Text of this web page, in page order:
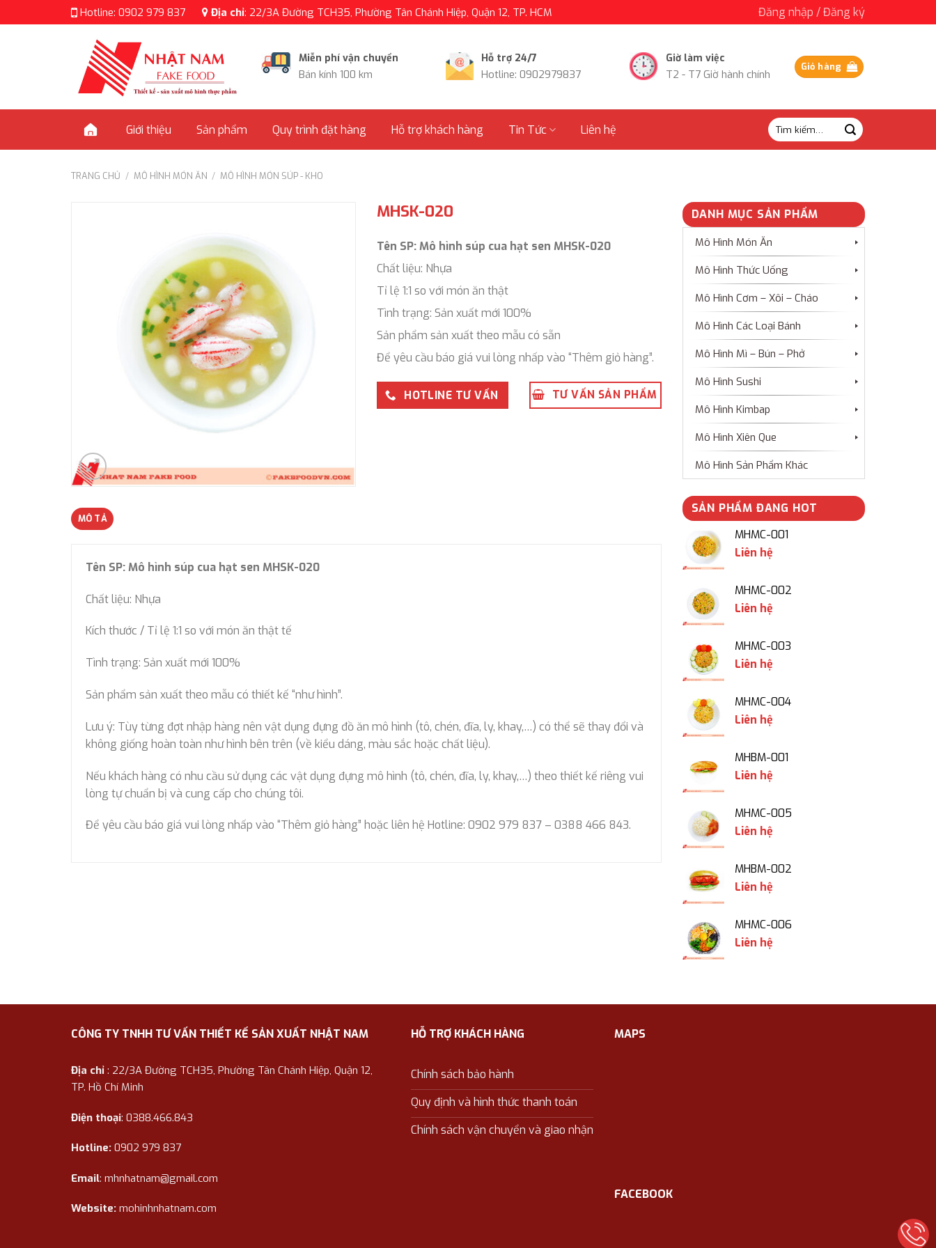
to
Hotline: 0902 979 837 Địa chỉ: 22/3A Đường TCH35, Phường Tân Chánh Hiệp, Quận 12, TP. HCM Đăng nhập / Đăng ký
Miễn phí vận chuyển
Bán kính 100 km
Hỗ trợ 24/7
Hotline: 0902979837
Giờ làm việc
T2 - T7 Giờ hành chính
Giỏ hàng
Giới thiệu Sản phẩm Quy trình đặt hàng Hỗ trợ khách hàng Tin Tức Liên hệ
Tìm
kiếm:
TRANG CHỦ / MÔ HÌNH MÓN ĂN / MÔ HÌNH MÓN SÚP - KHO
MHSK-020
Tên SP: Mô hình súp cua hạt sen MHSK-020
Chất liệu: Nhựa
Tỉ lệ 1:1 so với món ăn thật
Tình trạng: Sản xuất mới 100%
Sản phẩm sản xuất theo mẫu có sẵn
Để yêu cầu báo giá vui lòng nhấp vào “Thêm giỏ hàng”.
HOTLINE TƯ VẤN TƯ VẤN SẢN PHẨM
MÔ TẢ
Tên SP: Mô hình súp cua hạt sen MHSK-020
Chất liệu: Nhựa
Kích thước / Tỉ lệ 1:1 so với món ăn thật tế
Tình trạng: Sản xuất mới 100%
Sản phẩm sản xuất theo mẫu có thiết kế “như hình”.
Lưu ý: Tùy từng đợt nhập hàng nên vật dụng đựng đồ ăn mô hình (tô, chén, đĩa, ly, khay,…) có thể sẽ thay đổi và
không giống hoàn toàn như hình bên trên (về kiểu dáng, màu sắc hoặc chất liệu).
Nếu khách hàng có nhu cầu sử dụng các vật dụng đựng mô hình (tô, chén, đĩa, ly, khay,…) theo thiết kế riêng vui
lòng tự chuẩn bị và cung cấp cho chúng tôi.
Để yêu cầu báo giá vui lòng nhấp vào “Thêm giỏ hàng” hoặc liên hệ Hotline: 0902 979 837 – 0388 466 843.
DANH MỤC SẢN PHẨM
Mô Hình Món Ăn
Mô Hình Thức Uống
Mô Hình Cơm – Xôi – Cháo
Mô Hình Các Loại Bánh
Mô Hình Mì – Bún – Phở
Mô Hình Sushi
Mô Hình Kimbap
Mô Hình Xiên Que
Mô Hình Sản Phẩm Khác
SẢN PHẨM ĐANG HOT
MHMC-001
Liên hệ
MHMC-002
Liên hệ
MHMC-003
Liên hệ
MHMC-004
Liên hệ
MHBM-001
Liên hệ
MHMC-005
Liên hệ
MHBM-002
Liên hệ
MHMC-006
Liên hệ
CÔNG TY TNHH TƯ VẤN THIẾT KẾ SẢN XUẤT NHẬT NAM
Địa chỉ : 22/3A Đường TCH35, Phường Tân Chánh Hiệp, Quận 12,
TP. Hồ Chí Minh
Điện thoại: 0388.466.843
Hotline: 0902 979 837
Email: mhnhatnam@gmail.com
Website: mohinhnhatnam.com
HỖ TRỢ KHÁCH HÀNG
Chính sách bảo hành
Quy định và hình thức thanh toán
Chính sách vận chuyển và giao nhận
MAPS
FACEBOOK